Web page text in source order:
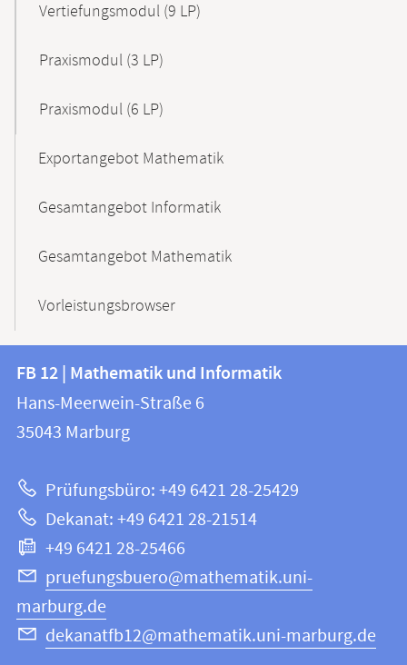
Vertiefungsmodul (9 LP)
Praxismodul (3 LP)
Praxismodul (6 LP)
Exportangebot Mathematik
Gesamtangebot Informatik
Gesamtangebot Mathematik
Vorleistungsbrowser
Kontakt
und
Informationen
Website
FB
12
|
und
Informatik
FB 12 | Mathematik und Informatik
Hans-Meerwein-Straße 6
35043 Marburg
Prüfungsbüro: +49 6421 28-25429
Dekanat: +49 6421 28-21514
+49 6421 28-25466
pruefungsbuero@mathematik.uni-
marburg.de
dekanatfb12@mathematik.uni-marburg.de